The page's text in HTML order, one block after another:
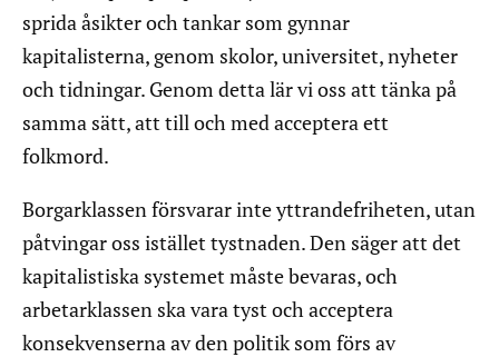
sprida åsikter och tankar som gynnar
kapitalisterna, genom skolor, universitet, nyheter
och tidningar. Genom detta lär vi oss att tänka på
samma sätt, att till och med acceptera ett
folkmord.
Borgarklassen försvarar inte yttrandefriheten, utan
påtvingar oss istället tystnaden. Den säger att det
kapitalistiska systemet måste bevaras, och
arbetarklassen ska vara tyst och acceptera
konsekvenserna av den politik som förs av